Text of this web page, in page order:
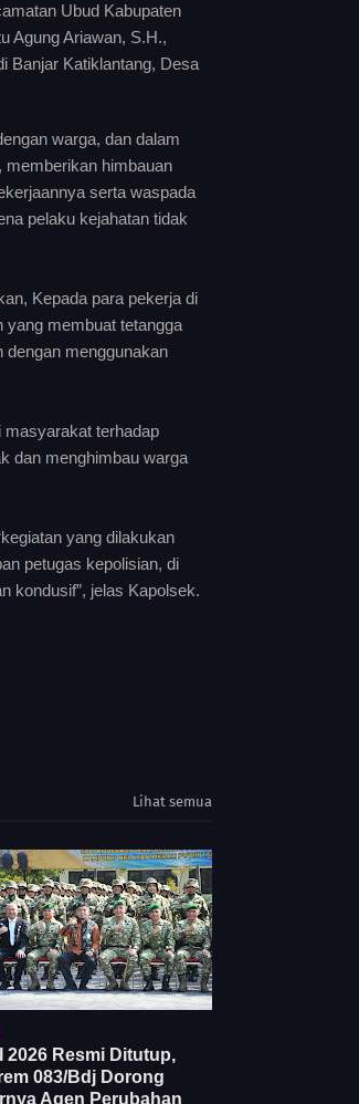
Ubud Kabupaten
Agung Ariawan, S.H.,
Banjar Katiklantang, Desa
warga, dan dalam
memberikan himbauan
serta waspada
pelaku kejahatan tidak
Kepada para pekerja di
yang membuat tetangga
dengan menggunakan
masyarakat terhadap
dan menghimbau warga
yang dilakukan
petugas kepolisian, di
kondusif”, jelas Kapolsek.
Lihat semua
2026 Resmi Ditutup,
083/Bdj Dorong
Agen Perubahan